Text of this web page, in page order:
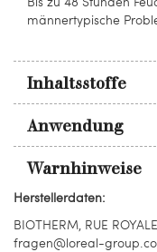
männertypische
Inhaltsstoffe
Anwendung
Warnhinweise
Herstellerdaten:
BIOTHERM, RUE
fragen@loreal-